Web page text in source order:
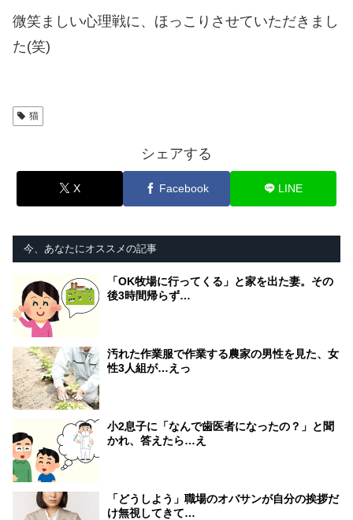
微笑ましい心理戦に、ほっこりさせていただきまし
た(笑)
猫
シェアする
X Facebook LINE
今、あなたにオススメの記事
「OK牧場に行ってくる」と家を出た妻。その
後3時間帰らず…
汚れた作業服で作業する農家の男性を見た、女
性3人組が…えっ
小2息子に「なんで歯医者になったの？」と聞
かれ、答えたら…え
「どうしよう」職場のオバサンが自分の挨拶だ
け無視してきて…